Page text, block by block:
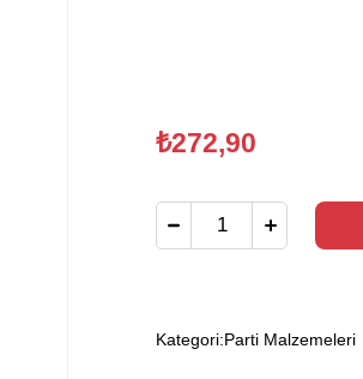
₺272,90
Kategori:Parti Malzemeleri